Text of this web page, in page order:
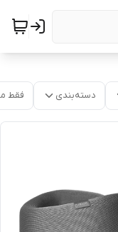
دسته‌بندی فقط